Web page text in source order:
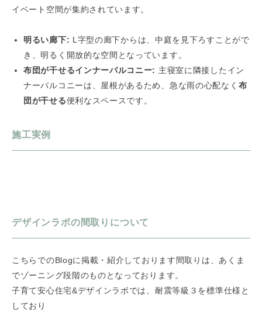
イベート空間が集約されています。
明るい廊下: L字型の廊下からは、中庭を見下ろすことがで
き、明るく開放的な空間となっています。
布団が干せるインナーバルコニー: 主寝室に隣接したイン
ナーバルコニーは、屋根があるため、急な雨の心配なく 布
団が干せる便利なスペースです。
施工実例
デザインラボの間取りについて
こちらでのBlogに掲載・紹介しております間取りは、あくま
でゾーニング段階のものとなっております。
子育て安心住宅&デザインラボでは、耐震等級３を標準仕様と
しており